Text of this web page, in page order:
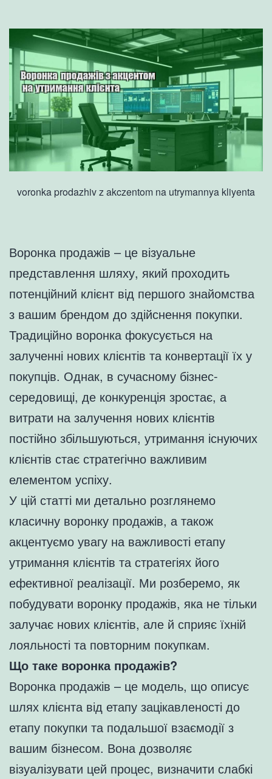
voronka prodazhiv z akczentom na utrymannya kliyenta
Воронка продажів – це візуальне
представлення шляху, який проходить
потенційний клієнт від першого знайомства
з вашим брендом до здійснення покупки.
Традиційно воронка фокусується на
залученні нових клієнтів та конвертації їх у
покупців. Однак, в сучасному бізнес-
середовищі, де конкуренція зростає, а
витрати на залучення нових клієнтів
постійно збільшуються, утримання існуючих
клієнтів стає стратегічно важливим
елементом успіху.
У цій статті ми детально розглянемо
класичну воронку продажів, а також
акцентуємо увагу на важливості етапу
утримання клієнтів та стратегіях його
ефективної реалізації. Ми розберемо, як
побудувати воронку продажів, яка не тільки
залучає нових клієнтів, але й сприяє їхній
лояльності та повторним покупкам.
Що таке воронка продажів?
Воронка продажів – це модель, що описує
шлях клієнта від етапу зацікавленості до
етапу покупки та подальшої взаємодії з
вашим бізнесом. Вона дозволяє
візуалізувати цей процес, визначити слабкі